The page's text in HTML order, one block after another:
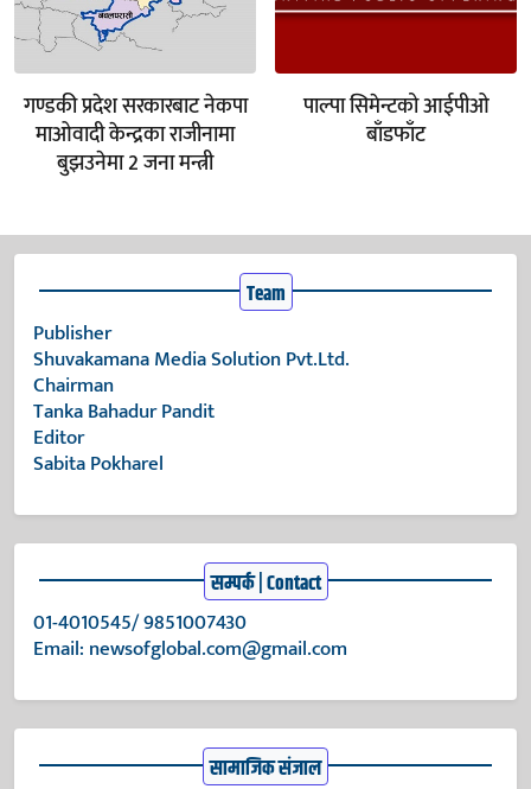
गण्डकी प्रदेश सरकारबाट नेकपा
माओवादी केन्द्रका राजीनामा
बुझउनेमा 2 जना मन्त्री
पाल्पा सिमेन्टको आईपीओ
बाँडफाँट
Team
Publisher
Shuvakamana Media Solution Pvt.Ltd.
Chairman
Tanka Bahadur Pandit
Editor
Sabita Pokharel
सम्पर्क | Contact
01-4010545/ 9851007430
Email: newsofglobal.com@gmail.com
सामाजिक संजाल